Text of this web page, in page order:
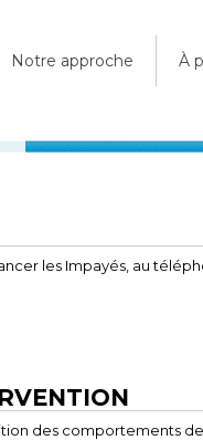
Notre approche À
les Impayés, au
des comportements